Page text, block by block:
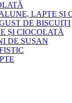
LAPTE ȘI
DE BISCUIȚI
ȘI CIOCOLATĂ
DE SUSAN